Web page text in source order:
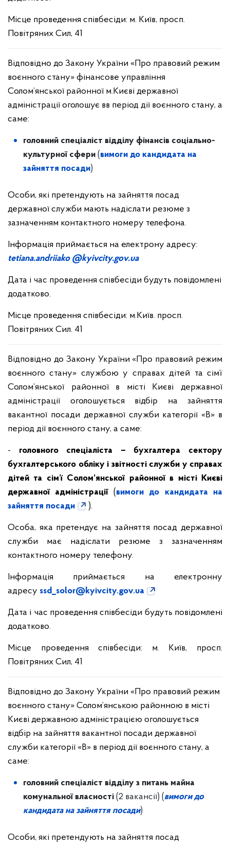
Місце проведення співбесіди: м. Київ, просп.
Повітряних Сил, 41
Відповідно до Закону України «Про правовий режим
воєнного стану» фінансове управління
Солом’янської районної м.Києві державної
адміністрації оголошує вв період дії воєнного стану, а
саме:
головний спеціаліст відділу фінансів соціально-
культурної сфери (вимоги до кандидата на
зайняття посади)
Особи, які претендують на зайняття посад
державної служби мають надіслати резюме з
зазначенням контактного номеру телефона.
Інформація приймається на електрону адресу:
tetiana.andriiako @kyivcity.gov.ua
Дата і час проведення співбесіди будуть повідомлені
додатково.
Місце проведення співбесіди: м.Київ. просп.
Повітряних Сил. 41
Відповідно до Закону України «Про правовий режим
воєнного стану» службою у справах дітей та сім’ї
Солом’янської районної в місті Києві державної
адміністрації оголошується відбір на зайняття
вакантної посади державної служби категорії «В» в
період дії воєнного стану, а саме:
- головного спеціаліста – бухгалтера сектору
бухгалтерського обліку і звітності служби у справах
дітей та сім’ї Солом’янської районної в місті Києві
державної адміністрації (вимоги до кандидата на
зайняття посади
).
Особа, яка претендує на зайняття посад державної
служби має надіслати резюме з зазначенням
контактного номеру телефону.
Інформація приймається на електронну
адресу ssd_solor@kyivcity.gov.ua
Дата і час проведення співбесіди будуть повідомлені
додатково.
Місце проведення співбесіди: м. Київ, просп.
Повітряних Сил, 41
Відповідно до Закону України «Про правовий режим
воєнного стану» Солом’янською районною в місті
Києві державною адміністрацією оголошується
відбір на зайняття вакантної посади державної
служби категорії «В» в період дії воєнного стану, а
саме:
головний спеціаліст відділу з питань майна
комунальної власності (2 вакансії) (вимоги до
кандидата на зайняття посади)
Особи, які претендують на зайняття посад